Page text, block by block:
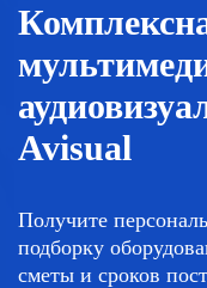
Avisual
Получите
подборку
сметы и сроков